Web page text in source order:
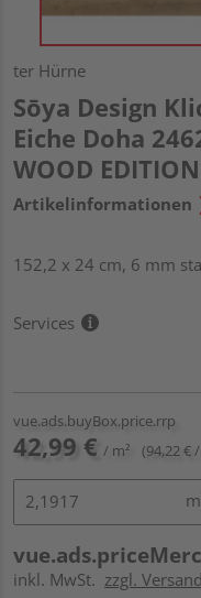
ter Hürne
Sōya Design
Eiche Doha
WOOD EDITION
Artikelinformationen
152,2 x 24 cm, 6 mm
Services
vue.ads.buyBox.price.rrp
42,99 € / m² (94,22 €
inkl. MwSt. zzgl.